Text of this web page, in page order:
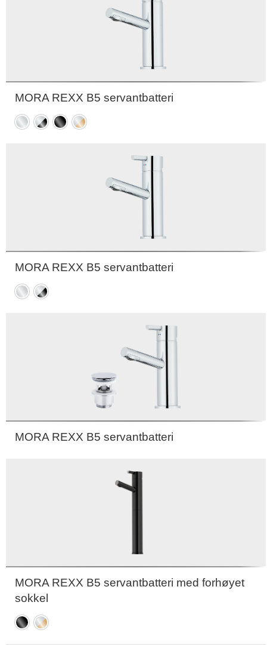
MORA REXX B5 servantbatteri
KromKromSort Krom
MORA REXX B5 servantbatteri
KromKrom
MORA REXX B5 servantbatteri
MORA REXX B5 servantbatteri med forhøyet
sokkel
Sort Krom